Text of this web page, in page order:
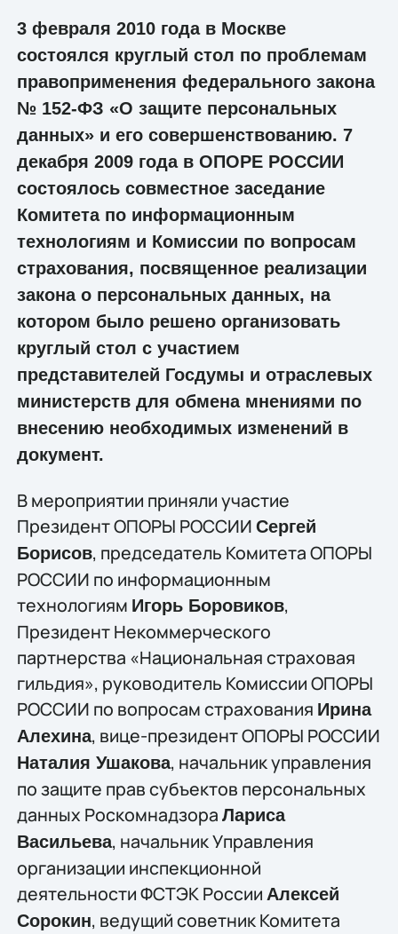
3 февраля 2010 года в Москве
состоялся круглый стол по проблемам
правоприменения федерального закона
№ 152-ФЗ «О защите персональных
данных» и его совершенствованию. 7
декабря 2009 года в ОПОРЕ РОССИИ
состоялось совместное заседание
Комитета по информационным
технологиям и Комиссии по вопросам
страхования, посвященное реализации
закона о персональных данных, на
котором было решено организовать
круглый стол с участием
представителей Госдумы и отраслевых
министерств для обмена мнениями по
внесению необходимых изменений в
документ.
В мероприятии приняли участие
Президент ОПОРЫ РОССИИ Сергей
Борисов, председатель Комитета ОПОРЫ
РОССИИ по информационным
технологиям Игорь Боровиков,
Президент Некоммерческого
партнерства «Национальная страховая
гильдия», руководитель Комиссии ОПОРЫ
РОССИИ по вопросам страхования Ирина
Алехина, вице-президент ОПОРЫ РОССИИ
Наталия Ушакова, начальник управления
по защите прав субъектов персональных
данных Роскомнадзора Лариса
Васильева, начальник Управления
организации инспекционной
деятельности ФСТЭК России Алексей
Сорокин, ведущий советник Комитета